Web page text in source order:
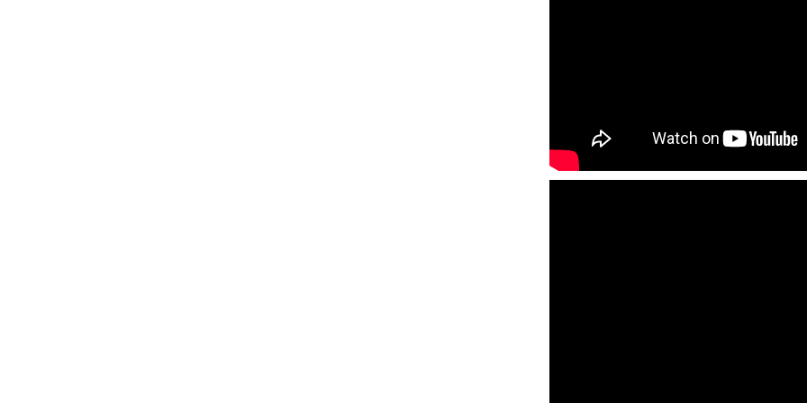
ƯU ĐÃI ĐẶC BIỆT: GIÁ MÁY
KHUẤY SƠN CÔNG NGHIỆP GIẢM
Ưu đãi đặc biệt: Giá máy khuấy